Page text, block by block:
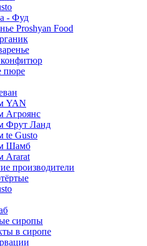
- Фуд
Proshyan Food
пюре
YAN
Агроянс
Фрут Ланд
te Gusto
Шамб
Ararat
производители
сиропы
в сиропе